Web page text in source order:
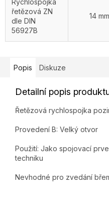
Rychlospojka
řetězová ZN
dle DIN
56927B
14 mm
Popis Diskuze
Detailní popis
Řetězová rychlospojka
Provedení B: Velký otvor
Použití: Jako spojovací
techniku
Nevhodné pro zvedání